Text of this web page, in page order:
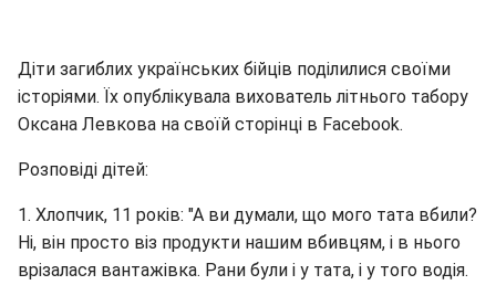
Діти загиблих українських бійців поділилися своїми
історіями. Їх опублікувала вихователь літнього табору
Оксана Левкова на своїй сторінці в Facebook.
Розповіді дітей:
1. Хлопчик, 11 років: "А ви думали, що мого тата вбили?
Ні, він просто віз продукти нашим вбивцям, і в нього
врізалася вантажівка. Рани були і у тата, і у того водія.